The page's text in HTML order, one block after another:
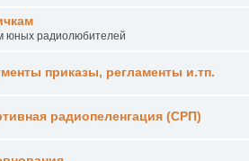
юных радиолюбителей
приказы, регламенты и.тп.
радиопеленгация (СРП)